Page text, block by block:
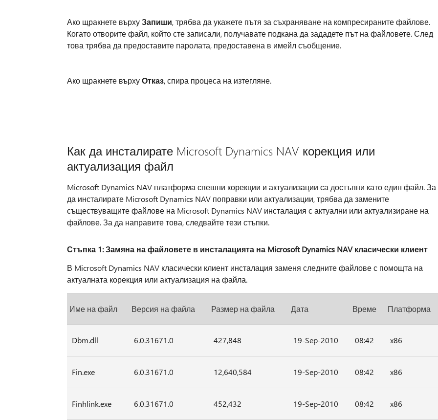
Ако щракнете върхуЗапиши, трябва да укажете пътя за съхраняване на компресираните файлове.
Когато отворите файл, който сте записали, получавате подкана да зададете път на файловете. След
това трябва да предоставите паролата, предоставена в имейл съобщение.
Ако щракнете върхуОтказ, спира процеса на изтегляне.
Как да инсталирате Microsoft Dynamics NAV корекция или
актуализация файл
Microsoft Dynamics NAV платформа спешни корекции и актуализации са достъпни като един файл. За
да инсталирате Microsoft Dynamics NAV поправки или актуализации, трябва да замените
съществуващите файлове на Microsoft Dynamics NAV инсталация с актуални или актуализиране на
файлове. За да направите това, следвайте тези стъпки.
Стъпка 1: Замяна на файловете в инсталацията на Microsoft Dynamics NAV класически клиент
В Microsoft Dynamics NAV класически клиент инсталация заменя следните файлове с помощта на
актуалната корекция или актуализация на файла.
Име на файл Версия на файла Размер на файла Дата Време Платформа
Dbm.dll 6.0.31671.0 427,848 19-Sep-2010 08:42 x86
Fin.exe 6.0.31671.0 12,640,584 19-Sep-2010 08:42 x86
Finhlink.exe 6.0.31671.0 452,432 19-Sep-2010 08:42 x86